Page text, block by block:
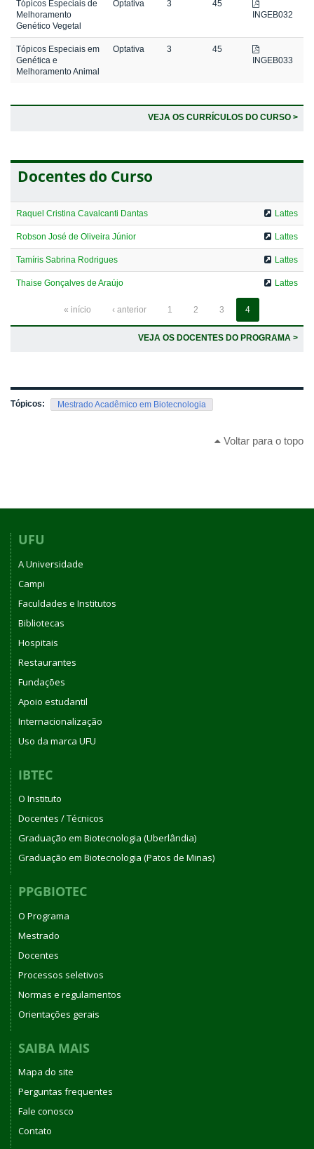
Tópicos Especiais de
Melhoramento
Genético Vegetal
Optativa 3
45
INGEB032
Tópicos Especiais em
Genética e
Melhoramento Animal
Optativa 3
45
INGEB033
VEJA OS CURRÍCULOS DO CURSO >
Docentes do Curso
Raquel Cristina Cavalcanti Dantas Lattes
Robson José de Oliveira Júnior Lattes
Tamíris Sabrina Rodrigues Lattes
Thaise Gonçalves de Araújo Lattes
« início ‹ anterior 1 2 3 4
VEJA OS DOCENTES DO PROGRAMA >
Tópicos: Mestrado Acadêmico em Biotecnologia
Voltar para o topo
UFU
A Universidade
Campi
Faculdades e Institutos
Bibliotecas
Hospitais
Restaurantes
Fundações
Apoio estudantil
Internacionalização
Uso da marca UFU
IBTEC
O Instituto
Docentes / Técnicos
Graduação em Biotecnologia (Uberlândia)
Graduação em Biotecnologia (Patos de Minas)
PPGBIOTEC
O Programa
Mestrado
Docentes
Processos seletivos
Normas e regulamentos
Orientações gerais
SAIBA MAIS
Mapa do site
Perguntas frequentes
Fale conosco
Contato